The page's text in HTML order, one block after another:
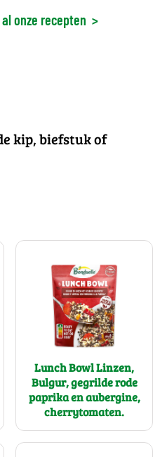
onze recepten >
kip, biefstuk of
Lunch Bowl Linzen,
Bulgur, gegrilde rode
paprika en aubergine,
cherrytomaten.